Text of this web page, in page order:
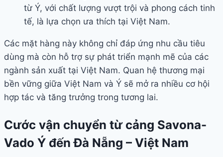
từ Ý, với chất lượng vượt trội và phong cách tinh
tế, là lựa chọn ưa thích tại Việt Nam.
Các mặt hàng này không chỉ đáp ứng nhu cầu tiêu
dùng mà còn hỗ trợ sự phát triển mạnh mẽ của các
ngành sản xuất tại Việt Nam. Quan hệ thương mại
bền vững giữa Việt Nam và Ý sẽ mở ra nhiều cơ hội
hợp tác và tăng trưởng trong tương lai.
Cước vận chuyển từ cảng Savona-
Vado Ý đến Đà Nẵng – Việt Nam